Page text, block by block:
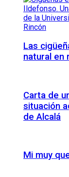
Las
natural en
Carta de
situación
de Alcalá
Mi muy